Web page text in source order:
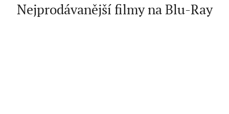
Nejprodávanější filmy na Blu-Ray